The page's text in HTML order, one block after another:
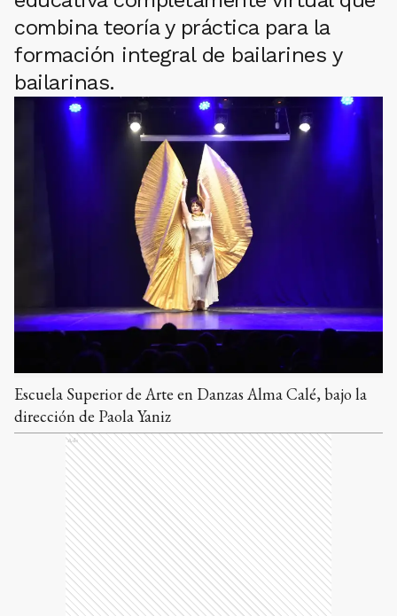
combina teoría y práctica para la
formación integral de bailarines y
bailarinas.
Escuela Superior de Arte en Danzas Alma Calé, bajo la
dirección de Paola Yaniz
Ads